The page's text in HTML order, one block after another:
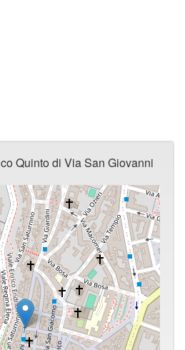
Quinto di Via San Giovanni